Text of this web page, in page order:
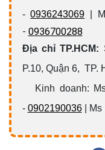
-0936243069 |
- 0936700288
Địa chỉ TP.HCM:
P.10, Quận 6, TP.
Kinh doanh:
- 0902190036| Ms